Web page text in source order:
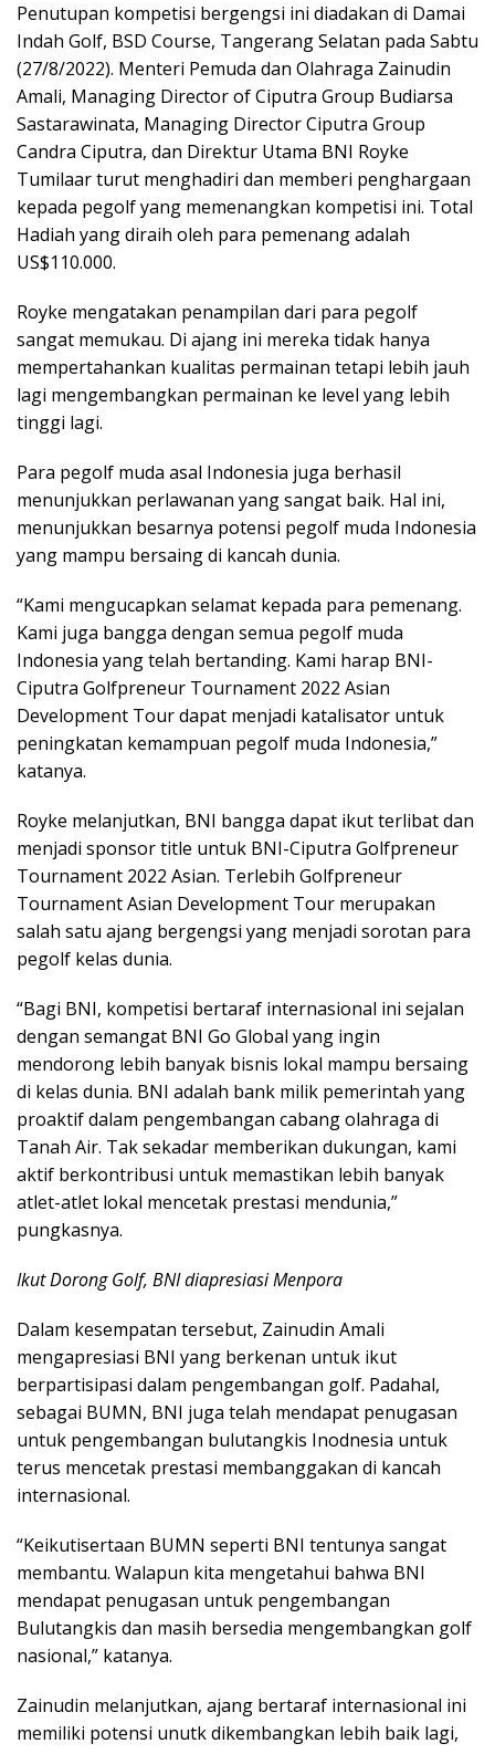
Penutupan kompetisi bergengsi ini diadakan di Damai
Indah Golf, BSD Course, Tangerang Selatan pada Sabtu
(27/8/2022). Menteri Pemuda dan Olahraga Zainudin
Amali, Managing Director of Ciputra Group Budiarsa
Sastarawinata, Managing Director Ciputra Group
Candra Ciputra, dan Direktur Utama BNI Royke
Tumilaar turut menghadiri dan memberi penghargaan
kepada pegolf yang memenangkan kompetisi ini. Total
Hadiah yang diraih oleh para pemenang adalah
US$110.000.
Royke mengatakan penampilan dari para pegolf
sangat memukau. Di ajang ini mereka tidak hanya
mempertahankan kualitas permainan tetapi lebih jauh
lagi mengembangkan permainan ke level yang lebih
tinggi lagi.
Para pegolf muda asal Indonesia juga berhasil
menunjukkan perlawanan yang sangat baik. Hal ini,
menunjukkan besarnya potensi pegolf muda Indonesia
yang mampu bersaing di kancah dunia.
“Kami mengucapkan selamat kepada para pemenang.
Kami juga bangga dengan semua pegolf muda
Indonesia yang telah bertanding. Kami harap BNI-
Ciputra Golfpreneur Tournament 2022 Asian
Development Tour dapat menjadi katalisator untuk
peningkatan kemampuan pegolf muda Indonesia,”
katanya.
Royke melanjutkan, BNI bangga dapat ikut terlibat dan
menjadi sponsor title untuk BNI-Ciputra Golfpreneur
Tournament 2022 Asian. Terlebih Golfpreneur
Tournament Asian Development Tour merupakan
salah satu ajang bergengsi yang menjadi sorotan para
pegolf kelas dunia.
“Bagi BNI, kompetisi bertaraf internasional ini sejalan
dengan semangat BNI Go Global yang ingin
mendorong lebih banyak bisnis lokal mampu bersaing
di kelas dunia. BNI adalah bank milik pemerintah yang
proaktif dalam pengembangan cabang olahraga di
Tanah Air. Tak sekadar memberikan dukungan, kami
aktif berkontribusi untuk memastikan lebih banyak
atlet-atlet lokal mencetak prestasi mendunia,”
pungkasnya.
Ikut Dorong Golf, BNI diapresiasi Menpora
Dalam kesempatan tersebut, Zainudin Amali
mengapresiasi BNI yang berkenan untuk ikut
berpartisipasi dalam pengembangan golf. Padahal,
sebagai BUMN, BNI juga telah mendapat penugasan
untuk pengembangan bulutangkis Inodnesia untuk
terus mencetak prestasi membanggakan di kancah
internasional.
“Keikutisertaan BUMN seperti BNI tentunya sangat
membantu. Walapun kita mengetahui bahwa BNI
mendapat penugasan untuk pengembangan
Bulutangkis dan masih bersedia mengembangkan golf
nasional,” katanya.
Zainudin melanjutkan, ajang bertaraf internasional ini
memiliki potensi unutk dikembangkan lebih baik lagi,